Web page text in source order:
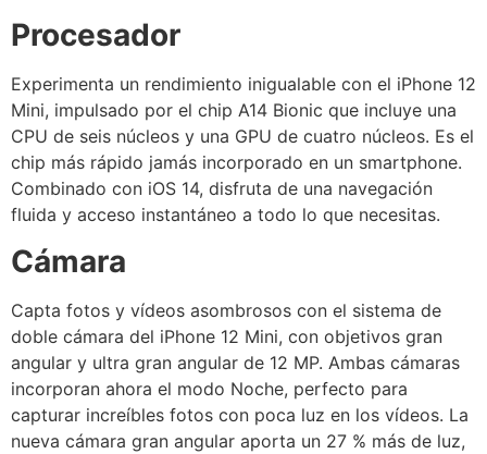
Procesador
Experimenta un rendimiento inigualable con el iPhone 12
Mini, impulsado por el chip A14 Bionic que incluye una
CPU de seis núcleos y una GPU de cuatro núcleos. Es el
chip más rápido jamás incorporado en un smartphone.
Combinado con iOS 14, disfruta de una navegación
fluida y acceso instantáneo a todo lo que necesitas.
Cámara
Capta fotos y vídeos asombrosos con el sistema de
doble cámara del iPhone 12 Mini, con objetivos gran
angular y ultra gran angular de 12 MP. Ambas cámaras
incorporan ahora el modo Noche, perfecto para
capturar increíbles fotos con poca luz en los vídeos. La
nueva cámara gran angular aporta un 27 % más de luz,